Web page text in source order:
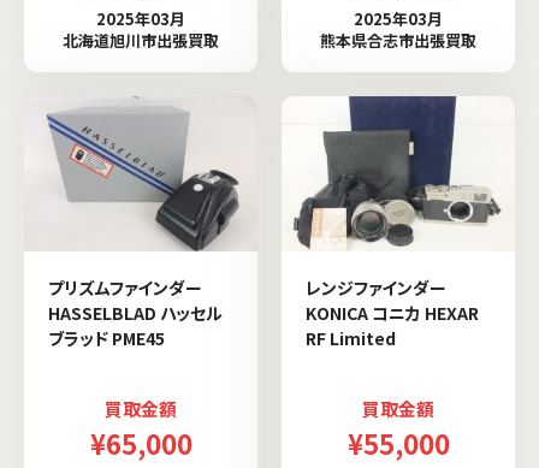
2025年03月
北海道旭川市出張買取
2025年03月
熊本県合志市出張買取
プリズムファインダー
HASSELBLAD ハッセル
ブラッド PME45
買取金額
¥65,000
レンジファインダー
KONICA コニカ HEXAR
RF Limited
買取金額
¥55,000